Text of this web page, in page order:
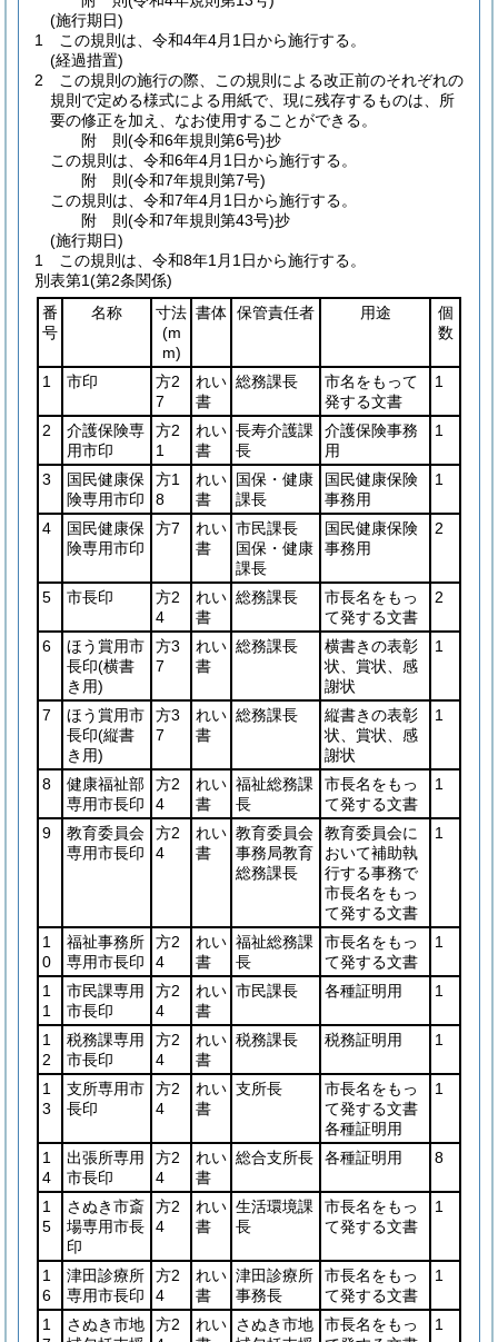
(施行期日)
1
この規則は、令和4年4月1日から施行する。
(経過措置)
2
この規則の施行の際、この規則による改正前のそれぞれの
規則で定める様式による用紙で、現に残存するものは、所
要の修正を加え、なお使用することができる。
附 則(令和6年規則第6号)抄
この規則は、令和6年4月1日から施行する。
附 則(令和7年規則第7号)
この規則は、令和7年4月1日から施行する。
附 則(令和7年規則第43号)抄
(施行期日)
1
この規則は、令和8年1月1日から施行する。
別表第1(第2条関係)
番
号
名称
寸法
(m
m)
書体 保管責任者 用途
個
数
1 市印
方2
7
れい
書
総務課長
市名をもって
発する文書
1
2
介護保険専
用市印
方2
1
れい
書
長寿介護課
長
介護保険事務
用
1
3
国民健康保
険専用市印
方1
8
れい
書
国保・健康
課長
国民健康保険
事務用
1
4
国民健康保
険専用市印
方7
れい
書
市民課長
国保・健康
課長
国民健康保険
事務用
2
5 市長印
方2
4
れい
書
総務課長
市長名をもっ
て発する文書
2
6
ほう賞用市
長印(横書
き用)
方3
7
れい
書
総務課長
横書きの表彰
状、賞状、感
謝状
1
7
ほう賞用市
長印(縦書
き用)
方3
7
れい
書
総務課長
縦書きの表彰
状、賞状、感
謝状
1
8
健康福祉部
専用市長印
方2
4
れい
書
福祉総務課
長
市長名をもっ
て発する文書
1
9
教育委員会
専用市長印
方2
4
れい
書
教育委員会
事務局教育
総務課長
教育委員会に
おいて補助執
行する事務で
市長名をもっ
て発する文書
1
1
0
福祉事務所
専用市長印
方2
4
れい
書
福祉総務課
長
市長名をもっ
て発する文書
1
1
1
市民課専用
市長印
方2
4
れい
書
市民課長 各種証明用 1
1
2
税務課専用
市長印
方2
4
れい
書
税務課長 税務証明用 1
1
3
支所専用市
長印
方2
4
れい
書
支所長
市長名をもっ
て発する文書
各種証明用
1
1
4
出張所専用
市長印
方2
4
れい
書
総合支所長 各種証明用 8
1
5
さぬき市斎
場専用市長
印
方2
4
れい
書
生活環境課
長
市長名をもっ
て発する文書
1
1
6
津田診療所
専用市長印
方2
4
れい
書
津田診療所
事務長
市長名をもっ
て発する文書
1
1
さぬき市地
方2
れい さぬき市地
市長名をもっ
1